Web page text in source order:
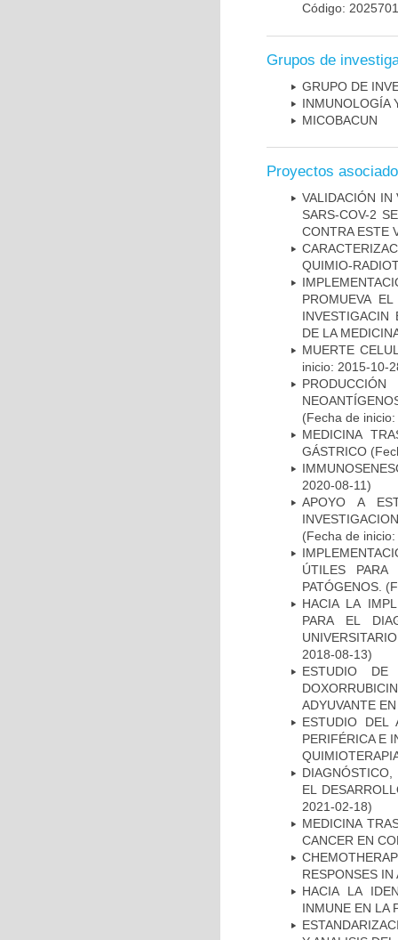
Código:
Grupos de
GRUPO DE
INMUNOLOGÍA
MICOBAC­UN
Proyectos
VALIDACIÓN IN
SARS-COV-2
CONTRA ESTE
QUIMIO-
PROMUEVA
INVESTIGACIN
DE LA
MUERTE
inicio: 2015-10-
(Fecha de
MEDICINA
GÁSTRICO
2020-08-11)
APOYO A
(Fecha de
ÚTILES
PATÓGENOS.
HACIA LA
PARA EL
2018-08-13)
ESTUDIO DE
ADYUVANTE
ESTUDIO DEL
PERIFÉRICA E
EL
2021-02-18)
MEDICINA
CANCER EN
RESPONSES IN
HACIA LA
INMUNE EN LA